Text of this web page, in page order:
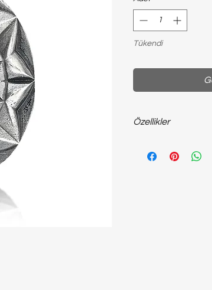
Tükendi
Özellikler
broş...